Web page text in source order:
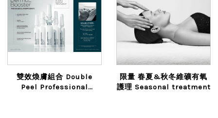
雙效煥膚組合 Double
Peel Professional
限量 春夏&秋冬維礦有氧
護理 Seasonal treatment